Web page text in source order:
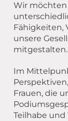
Wir möchten
Fähigkeiten,
unsere
mitgestalten.
Im
Frauen, die
Teilhabe und